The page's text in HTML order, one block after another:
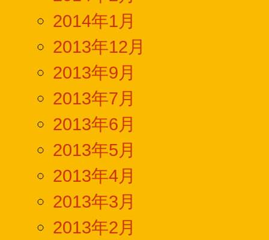
2014年1月
2013年12月
2013年9月
2013年7月
2013年6月
2013年5月
2013年4月
2013年3月
2013年2月